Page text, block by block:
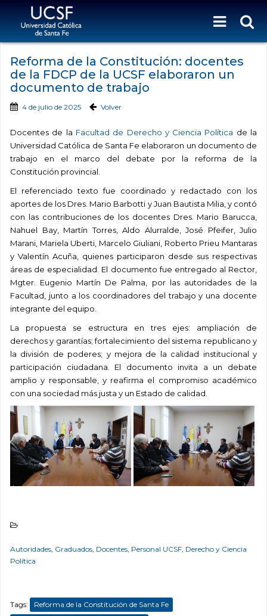
Reforma de la Constitución: docentes
de la FDCP de la UCSF elaboraron un
documento de trabajo
4 de julio de 2025 Volver
Docentes de la Facultad de Derecho y Ciencia Política de la
Universidad Católica de Santa Fe elaboraron un documento de
trabajo en el marco del debate por la reforma de la
Constitución provincial.
El referenciado texto fue coordinado y redactado con los
aportes de los Dres. Mario Barbotti y Juan Bautista Milia, y contó
con las contribuciones de los docentes Dres. Mario Barucca,
Nahuel Bay, Martín Torres, Aldo Alurralde, José Pfeifer, Julio
Marani, Mariela Uberti, Marcelo Giuliani, Roberto Prieu Mantaras
y Valentín Acuña, quienes participaron desde sus respectivas
áreas de especialidad. El documento fue entregado al Rector,
Mgter. Eugenio Martín De Palma, por las autoridades de la
Facultad, junto a los coordinadores del trabajo y una docente
integrante del equipo.
La propuesta se estructura en tres ejes: ampliación de
derechos y garantías; fortalecimiento del sistema republicano y
la división de poderes; y mejora de la calidad institucional y
participación ciudadana. El documento invita a un debate
amplio y responsable, y reafirma el compromiso académico
con una sociedad más justa y un Estado de calidad.
Autoridades, Graduados, Docentes, Personal UCSF, Derecho y Ciencia
Política
Tags:
Reforma de la Constitución de Santa Fe